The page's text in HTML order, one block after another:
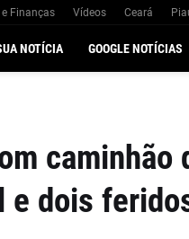
Finanças Vídeos Ceará
NOTÍCIA GOOGLE NOTÍCIAS
caminhão
dois